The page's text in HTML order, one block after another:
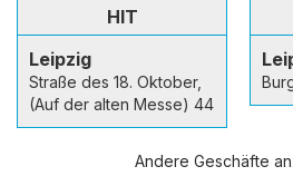
HIT
Leipzig
Straße des 18. Oktober,
(Auf der alten Messe) 44
Andere Geschäfte